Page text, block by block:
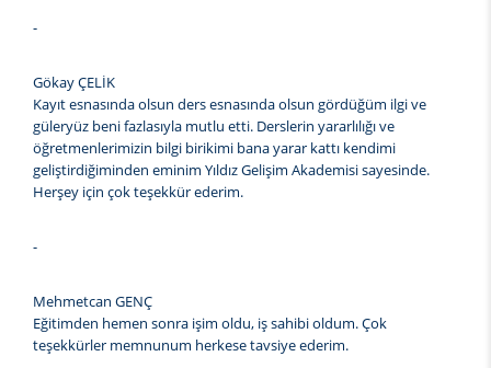
-
Gökay ÇELİK
Kayıt esnasında olsun ders esnasında olsun gördüğüm ilgi ve
güleryüz beni fazlasıyla mutlu etti. Derslerin yararlılığı ve
öğretmenlerimizin bilgi birikimi bana yarar kattı kendimi
geliştirdiğiminden eminim Yıldız Gelişim Akademisi sayesinde.
Herşey için çok teşekkür ederim.
-
Mehmetcan GENÇ
Eğitimden hemen sonra işim oldu, iş sahibi oldum. Çok
teşekkürler memnunum herkese tavsiye ederim.